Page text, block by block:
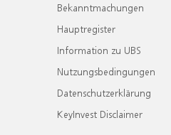
Bekanntmachungen
Hauptregister
Information zu UBS
Nutzungsbedingungen
Datenschutzerklärung
KeyInvest Disclaimer